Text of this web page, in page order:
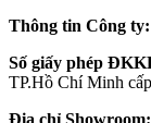
Thông tin Công ty:
Số giấy phép
TP.Hồ Chí Minh